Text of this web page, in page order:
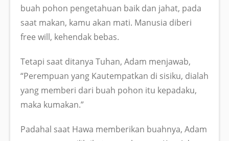
buah pohon pengetahuan baik dan jahat, pada
saat makan, kamu akan mati. Manusia diberi
free will, kehendak bebas.
Tetapi saat ditanya Tuhan, Adam menjawab,
“Perempuan yang Kautempatkan di sisiku, dialah
yang memberi dari buah pohon itu kepadaku,
maka kumakan.”
Padahal saat Hawa memberikan buahnya, Adam